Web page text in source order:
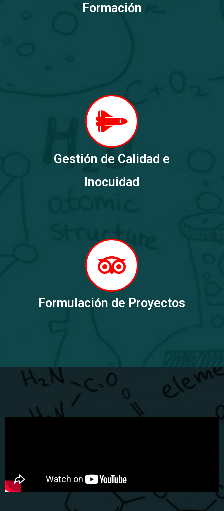
Formación
Gestión de Calidad e
Inocuidad
Formulación de Proyectos